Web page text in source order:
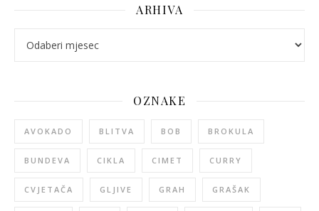
ARHIVA
OZNAKE
AVOKADO BLITVA BOB BROKULA
BUNDEVA CIKLA CIMET CURRY
CVJETAČA GLJIVE GRAH GRAŠAK